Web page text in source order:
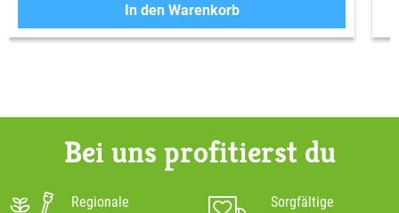
In den Warenkorb
Bei uns profitierst du
Regionale
Sorgfältige